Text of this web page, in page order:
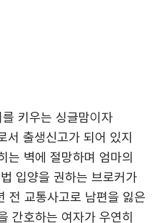
키우는 싱글맘이자
서 출생신고가 되어 있지
는 벽에 절망하며 엄마의
입양을 권하는 브로커가
전 교통사고로 남편을 잃은
간호하는 여자가 우연히